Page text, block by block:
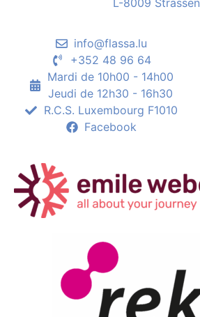
L-8009 Strassen
info@flassa.lu
+352 48 96 64
Mardi de 10h00 - 14h00
Jeudi de 12h30 - 16h30
R.C.S. Luxembourg F1010
Facebook